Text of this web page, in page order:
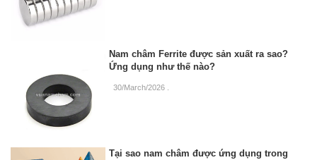
Nam châm Ferrite được sản xuất ra sao?
Ứng dụng như thế nào?
30/March/2026
Tại sao nam châm được ứng dụng trong